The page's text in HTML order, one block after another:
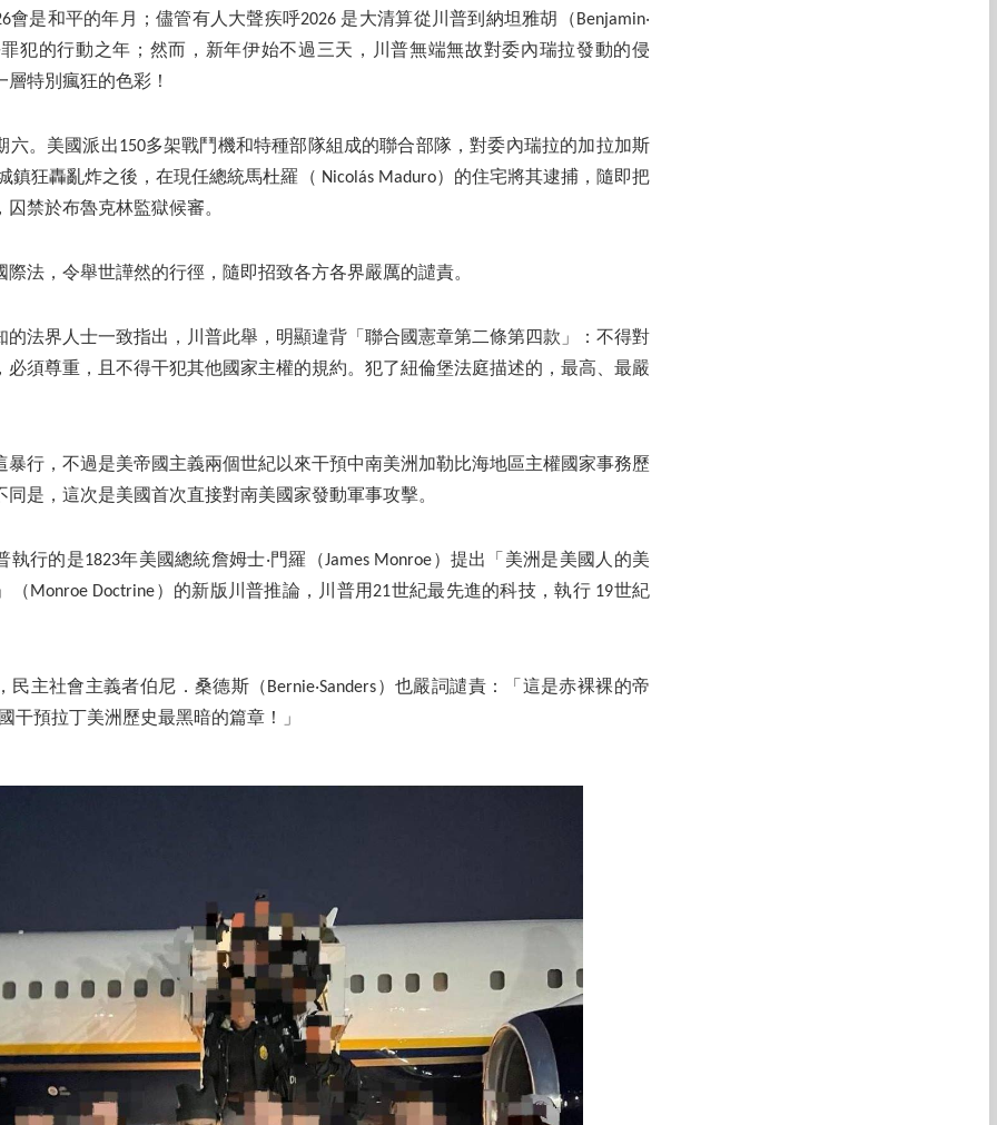
會是和平的年月；儘管有人大聲疾呼2026 是大清算從川普到納坦雅胡（Benjamin‧
罪犯的行動之年；然而，新年伊始不過三天，川普無端無故對委內瑞拉發動的侵
層特別瘋狂的色彩！
六。美國派出150多架戰鬥機和特種部隊組成的聯合部隊，對委內瑞拉的加拉加斯
鎮狂轟亂炸之後，在現任總統馬杜羅（ Nicolás Maduro）的住宅將其逮捕，隨即把
禁於布魯克林監獄候審。
際法，令舉世譁然的行徑，隨即招致各方各界嚴厲的譴責。
的法界人士一致指出，川普此舉，明顯違背「聯合國憲章第二條第四款」：不得對
必須尊重，且不得干犯其他國家主權的規約。犯了紐倫堡法庭描述的，最高、最嚴
暴行，不過是美帝國主義兩個世紀以來干預中南美洲加勒比海地區主權國家事務歷
是，這次是美國首次直接對南美國家發動軍事攻擊。
執行的是1823年美國總統詹姆士‧門羅（James Monroe）提出「美洲是美國人的美
（Monroe Doctrine）的新版川普推論，川普用21世紀最先進的科技，執行 19世紀
民主社會主義者伯尼．桑德斯（Bernie‧Sanders）也嚴詞譴責：「這是赤裸裸的帝
干預拉丁美洲歷史最黑暗的篇章！」